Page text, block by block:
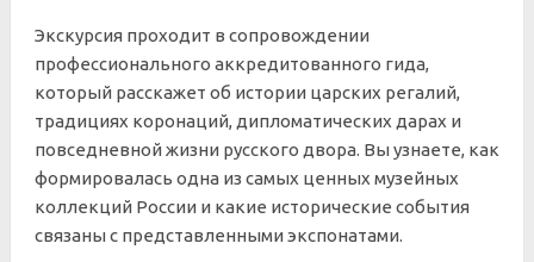
Экскурсия проходит в сопровождении
профессионального аккредитованного гида,
который расскажет об истории царских регалий,
традициях коронаций, дипломатических дарах и
повседневной жизни русского двора. Вы узнаете, как
формировалась одна из самых ценных музейных
коллекций России и какие исторические события
связаны с представленными экспонатами.